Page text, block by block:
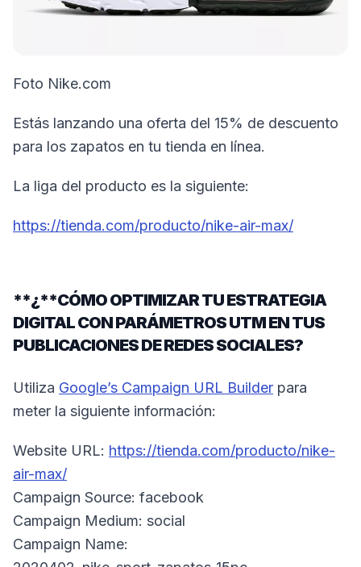
Foto Nike.com
Estás lanzando una oferta del 15% de descuento
para los zapatos en tu tienda en línea.
La liga del producto es la siguiente:
https://tienda.com/producto/nike-air-max/
**¿**CÓMO OPTIMIZAR TU ESTRATEGIA
DIGITAL CONPARÁMETROS UTM EN TUS
PUBLICACIONES DE REDES SOCIALES?
Utiliza Google’s Campaign URL Builder para
meter la siguiente información:
Website URL: https://tienda.com/producto/nike-
air-max/
Campaign Source: facebook
Campaign Medium: social
Campaign Name: